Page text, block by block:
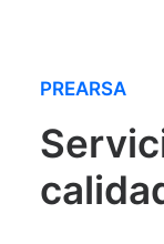
PREARSA